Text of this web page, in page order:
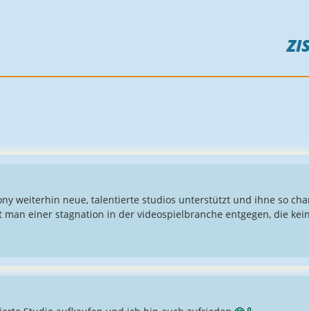
weiterhin neue, talentierte studios unterstützt und ihne so
man einer stagnation in der videospielbranche entgegen, die